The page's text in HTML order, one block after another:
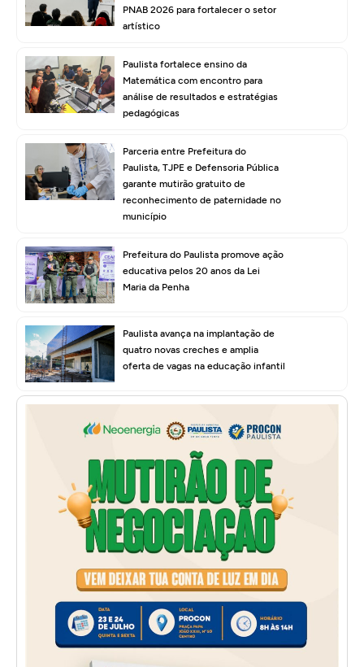
PNAB 2026 para fortalecer o setor
artístico
Paulista fortalece ensino da
Matemática com encontro para
análise de resultados e estratégias
pedagógicas
Parceria entre Prefeitura do
Paulista, TJPE e Defensoria Pública
garante mutirão gratuito de
reconhecimento de paternidade no
município
Prefeitura do Paulista promove ação
educativa pelos 20 anos da Lei
Maria da Penha
Paulista avança na implantação de
quatro novas creches e amplia
oferta de vagas na educação infantil